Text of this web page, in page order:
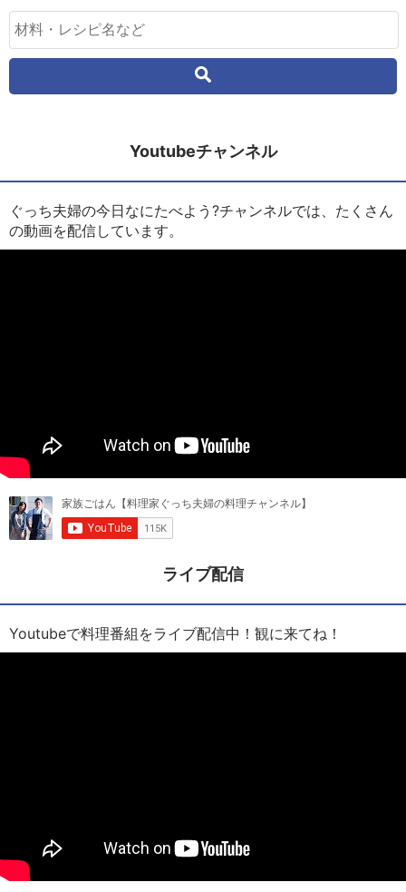
Youtubeチャンネル
ぐっち夫婦の今日なにたべよう?チャンネルでは、たくさん
の動画を配信しています。
ライブ配信
Youtubeで料理番組をライブ配信中！観に来てね！